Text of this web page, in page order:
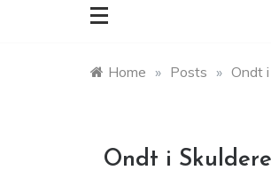
Home » Posts » Ondt
Ondt i